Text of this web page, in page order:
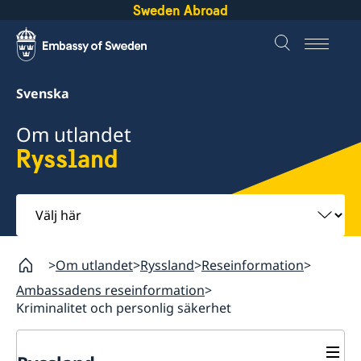
Sweden Abroad
Svenska
Om utlandet
Ryssland
Välj
här
Om utlandet Ryssland Reseinformation
Ambassadens reseinformation
Kriminalitet och personlig säkerhet